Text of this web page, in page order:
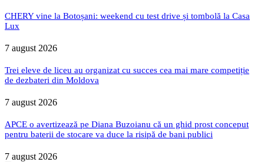
CHERY vine la Botoșani: weekend cu test drive și tombolă la Casa
Lux
7 august 2026
Trei eleve de liceu au organizat cu succes cea mai mare competiție
de dezbateri din Moldova
7 august 2026
APCE o avertizează pe Diana Buzoianu că un ghid prost conceput
pentru baterii de stocare va duce la risipă de bani publici
7 august 2026